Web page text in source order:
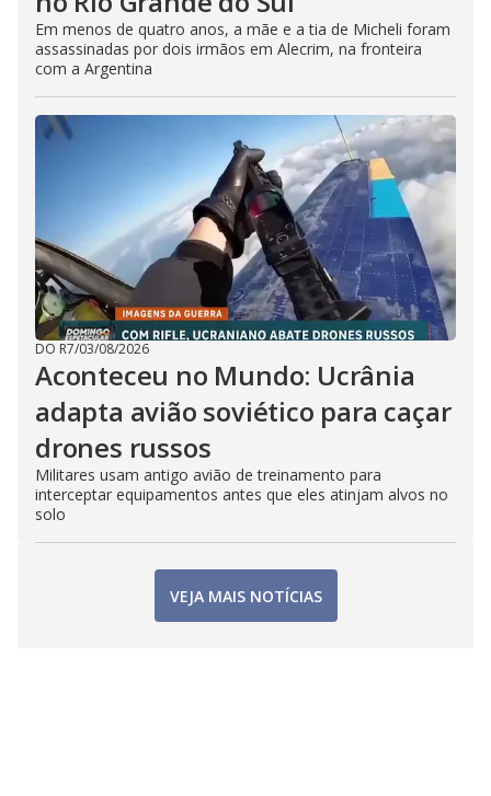
Em menos de quatro anos, a mãe e a tia de Micheli foram
assassinadas por dois irmãos em Alecrim, na fronteira
com a Argentina
DO R7/03/08/2026
Aconteceu no Mundo: Ucrânia
adapta avião soviético para caçar
drones russos
Militares usam antigo avião de treinamento para
interceptar equipamentos antes que eles atinjam alvos no
solo
VEJA MAIS NOTÍCIAS